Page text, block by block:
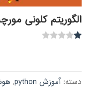
الگوریتم کلونی
دسته:آموزش python ,